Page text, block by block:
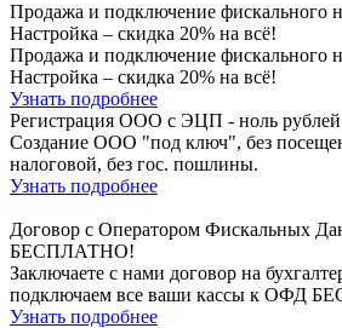
Продажа и подключение фискального
Настройка – скидка 20% на всё!
Продажа и подключение фискального
Настройка – скидка 20% на всё!
Узнать подробнее
Регистрация ООО с ЭЦП - ноль рублей
Создание ООО "под ключ", без
налоговой, без гос. пошлины.
Узнать подробнее
Договор с Оператором Фискальных
БЕСПЛАТНО!
Заключаете с нами договор на
подключаем все ваши кассы к ОФД
Узнать подробнее